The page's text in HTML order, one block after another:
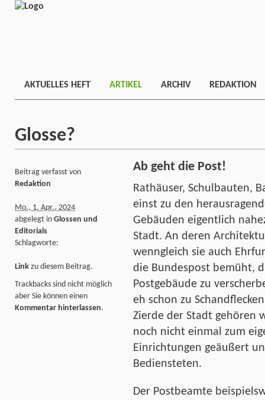
AKTUELLES HEFT ARTIKEL ARCHIV REDAKTION
Glosse?
Ab geht die Post!
Rathäuser, Schulbauten,
einst zu den
Gebäuden eigentlich
Stadt. An deren
wenngleich sie auch
die Bundespost bemüht,
Postgebäude zu
eh schon zu
Zierde der Stadt gehören
noch nicht einmal zum
Einrichtungen geäußert
Bediensteten.
Der Postbeamte
Beitrag verfasst von
Redaktion
Mo., 1. Apr.. 2024
abgelegt in Glossen und
Editorials
Schlagworte:
Link zu diesem Beitrag.
Trackbacks sind nicht möglich
aber Sie können einen
Kommentar hinterlassen.